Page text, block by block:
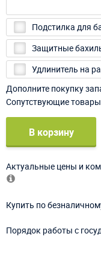
Подстилка для
Защитные
Удлинитель на
Дополните покупку
Сопутствующие
В корзину
Актуальные цены и
Купить по
Порядок работы с